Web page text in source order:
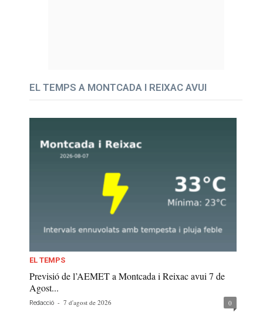
EL TEMPS A MONTCADA I REIXAC AVUI
EL TEMPS
Previsió de l’AEMET a Montcada i Reixac avui 7 de
Agost...
Redacció - 7 d'agost de 2026 0